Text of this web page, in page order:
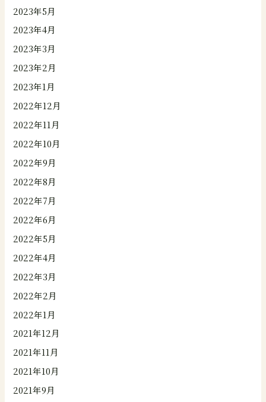
2023年5月
2023年4月
2023年3月
2023年2月
2023年1月
2022年12月
2022年11月
2022年10月
2022年9月
2022年8月
2022年7月
2022年6月
2022年5月
2022年4月
2022年3月
2022年2月
2022年1月
2021年12月
2021年11月
2021年10月
2021年9月